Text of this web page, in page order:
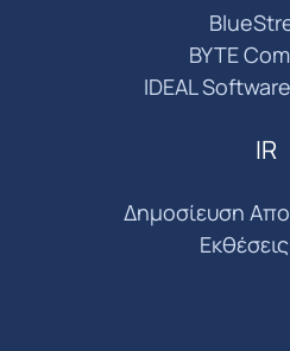
BYTE
IDEAL
IR
Δημοσίευση